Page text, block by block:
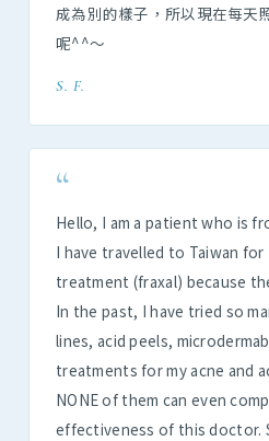
成為別的樣子，所以現在每天
呢^^～
S. F.
“
Hello, I am a patient who is
I have travelled to Taiwan
treatment (fraxal) because
In the past, I have tried so
lines, acid peels,
treatments for my acne and
NONE of them can even
effectiveness of this doctor.